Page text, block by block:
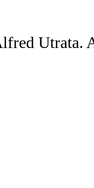
Utrata.